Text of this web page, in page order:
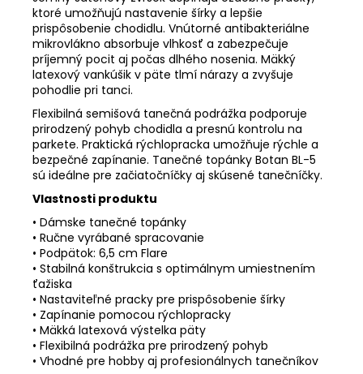
ktoré umožňujú nastavenie šírky a lepšie
prispôsobenie chodidlu. Vnútorné antibakteriálne
mikrovlákno absorbuje vlhkosť a zabezpečuje
príjemný pocit aj počas dlhého nosenia. Mäkký
latexový vankúšik v päte tlmí nárazy a zvyšuje
pohodlie pri tanci.
Flexibilná semišová tanečná podrážka podporuje
prirodzený pohyb chodidla a presnú kontrolu na
parkete. Praktická rýchlopracka umožňuje rýchle a
bezpečné zapínanie. Tanečné topánky Botan BL-5
sú ideálne pre začiatočníčky aj skúsené tanečníčky.
Vlastnosti produktu
• Dámske tanečné topánky
• Ručne vyrábané spracovanie
• Podpätok: 6,5 cm Flare
• Stabilná konštrukcia s optimálnym umiestnením
ťažiska
• Nastaviteľné pracky pre prispôsobenie šírky
• Zapínanie pomocou rýchlopracky
• Mäkká latexová výstelka päty
• Flexibilná podrážka pre prirodzený pohyb
• Vhodné pre hobby aj profesionálnych tanečníkov